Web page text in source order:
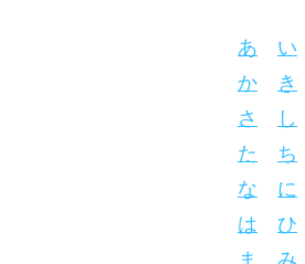
あ い
か き
さ し
た ち
な に
は ひ